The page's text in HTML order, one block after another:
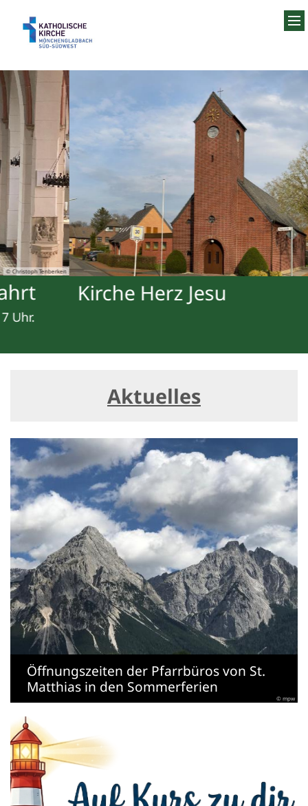
© Christoph Tenberken
Kirche Herz Jesu
Aktuelles
Öffnungszeiten der Pfarrbüros von St.
Matthias in den Sommerferien
© mpw